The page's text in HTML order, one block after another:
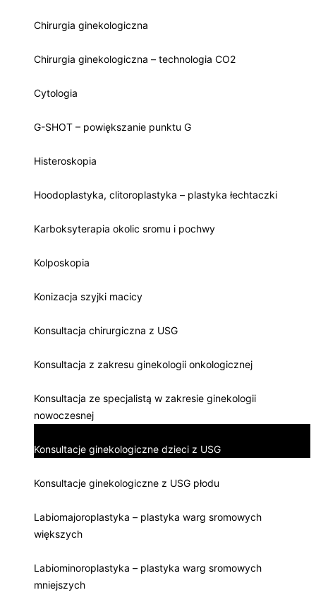
Chirurgia ginekologiczna
Chirurgia ginekologiczna – technologia CO2
Cytologia
G-SHOT – powiększanie punktu G
Histeroskopia
Hoodoplastyka, clitoroplastyka – plastyka łechtaczki
Karboksyterapia okolic sromu i pochwy
Kolposkopia
Konizacja szyjki macicy
Konsultacja chirurgiczna z USG
Konsultacja z zakresu ginekologii onkologicznej
Konsultacja ze specjalistą w zakresie ginekologii
nowoczesnej
Konsultacje ginekologiczne dzieci z USG
Konsultacje ginekologiczne z USG płodu
Labiomajoroplastyka – plastyka warg sromowych
większych
Labiominoroplastyka – plastyka warg sromowych
mniejszych